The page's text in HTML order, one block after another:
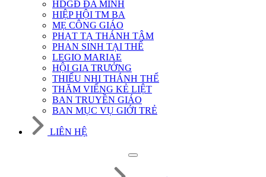
HDGĐ ĐA MINH
HIỆP HỘI TM BA
MẸ CÔNG GIÁO
PHẠT TẠ THÁNH TÂM
PHAN SINH TẠI THẾ
LEGIO MARIAE
HỘI GIA TRƯỞNG
THIẾU NHI THÁNH THỂ
THĂM VIẾNG KẺ LIỆT
BAN TRUYỀN GIÁO
BAN MỤC VỤ GIỚI TRẺ
LIÊN HỆ